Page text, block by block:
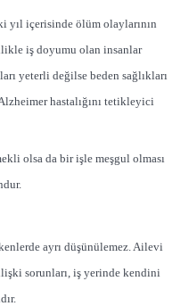
yıl içerisinde ölüm olaylarının
iş doyumu olan insanlar
yeterli değilse beden sağlıkları
hastalığını tetikleyici
olsa da bir işle meşgul olması
ayrı düşünülemez. Ailevi
sorunları, iş yerinde kendini